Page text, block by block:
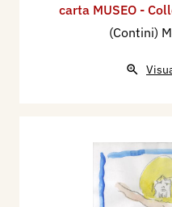
carta MUSEO -
(Contini)